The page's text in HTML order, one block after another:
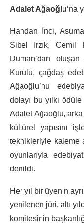
Adalet Ağaoğlu‘na
Handan İnci,
Sibel Irzık, Cemil
Duman’dan
Kurulu, çağdaş
Ağaoğlu’nu
dolayı bu yılki ödüle
Adalet Ağaoğlu,
kültürel yapısını
teknikleriyle kaleme
oyunlarıyla
denildi.
Her yıl bir üyenin
yenilenen jüri, altı
komitesinin